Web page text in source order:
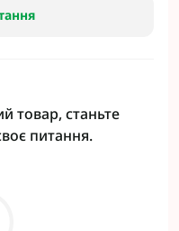
товар, станьте
питання.